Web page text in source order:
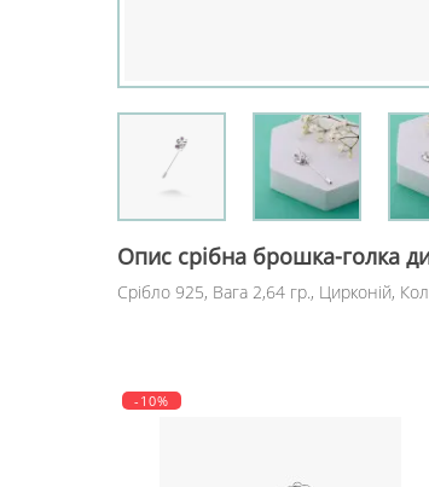
Опис срібна брошка-голка
Срібло 925, Вага 2,64 гр., Цирконій,
-10%